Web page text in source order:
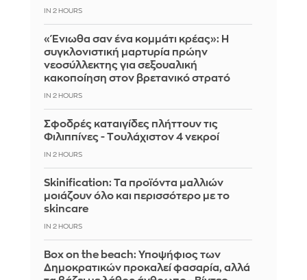
IN 2 HOURS
«Ένιωθα σαν ένα κομμάτι κρέας»: Η
συγκλονιστική μαρτυρία πρώην
νεοσύλλεκτης για σεξουαλική
κακοποίηση στον βρετανικό στρατό
IN 2 HOURS
Σφοδρές καταιγίδες πλήττουν τις
Φιλιππίνες - Tουλάχιστον 4 νεκροί
IN 2 HOURS
Skinification: Τα προϊόντα μαλλιών
μοιάζουν όλο και περισσότερο με το
skincare
IN 2 HOURS
Box on the beach: Υποψήφιος των
Δημοκρατικών προκαλεί φασαρία, αλλά